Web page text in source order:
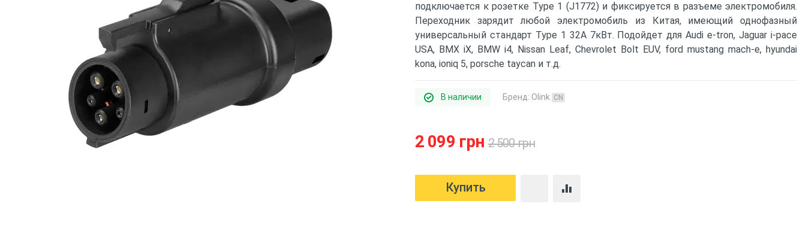
подключается к розетке Type 1 (J1772) и фиксируется в разъеме электромобиля.
Переходник зарядит любой электромобиль из Китая, имеющий однофазный
универсальный стандарт Type 1 32А 7кВт. Подойдет для Audi e-tron, Jaguar i-pace
USA, BMX iX, BMW i4, Nissan Leaf, Chevrolet Bolt EUV, ford mustang mach-e, hyundai
kona, ioniq 5, porsche taycan и т.д.
В наличии Бренд: Olink CN
2 099 грн 2 500 грн